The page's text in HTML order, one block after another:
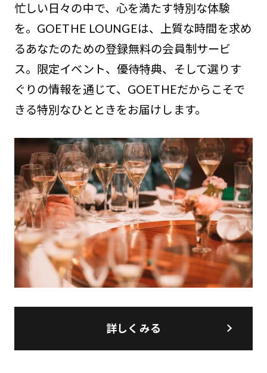
忙しい日々の中で、心を満たす特別な体験
を。GOETHE LOUNGEは、上質な時間を求め
るあなたのための登録無料の会員制サービ
ス。限定イベント、優待特典、そして選りす
ぐりの情報を通じて、GOETHEだからこそで
きる特別なひとときをお届けします。
詳しくみる